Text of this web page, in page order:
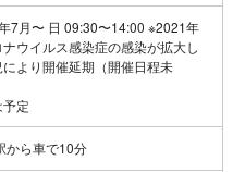
7月〜 日 09:30〜14:00 ※2021年
ウイルス感染症の感染が拡大し
より開催延期（開催日程未
定
から車で10分